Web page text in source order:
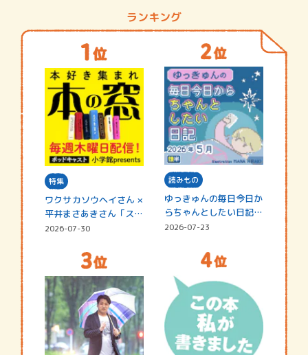
ランキング
特集
ワクサカソウヘイさん ×
平井まさあきさん「スペ
シャ…
2026-07-30
読みもの
ゆっきゅんの毎日今日か
らちゃんとしたい日記
☆202…
2026-07-23